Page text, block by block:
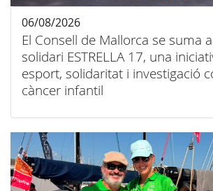
El Consell de Mallorca se suma
solidari ESTRELLA 17, una
esport, solidaritat i investigació
càncer infantil
06/08/2026